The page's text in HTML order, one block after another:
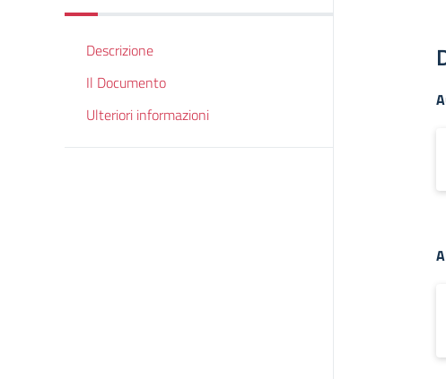
Descrizione
Il Documento
Ulteriori informazioni